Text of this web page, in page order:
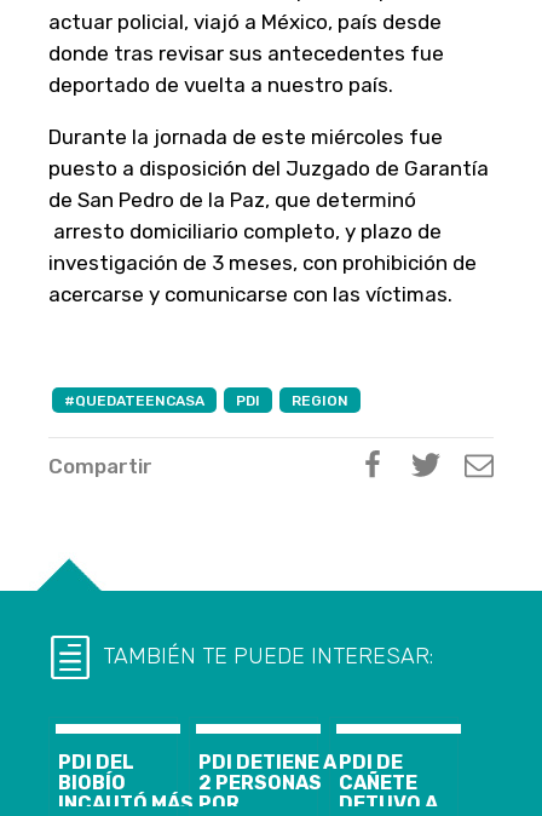
actuar policial, viajó a México, país desde
donde tras revisar sus antecedentes fue
deportado de vuelta a nuestro país.
Durante la jornada de este miércoles fue
puesto a disposición del Juzgado de Garantía
de San Pedro de la Paz, que determinó
arresto domiciliario completo, y plazo de
investigación de 3 meses, con prohibición de
acercarse y comunicarse con las víctimas.
#QUEDATEENCASA PDI REGION
Compartir
TAMBIÉN TE PUEDE INTERESAR:
PDI DEL
BIOBÍO
INCAUTÓ MÁS
PDI DETIENE A
2 PERSONAS
POR
PDI DE
CAÑETE
DETUVO A